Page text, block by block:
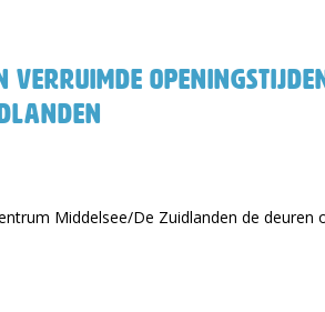
verruimde
Middelsee/De Zuidlanden de deuren